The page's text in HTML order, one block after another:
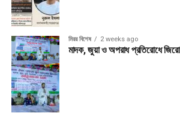
মিরর বিশেষ 2 weeks ago
মাদক, জুয়া ও অপরাধ প্রতিরোধে জিরো